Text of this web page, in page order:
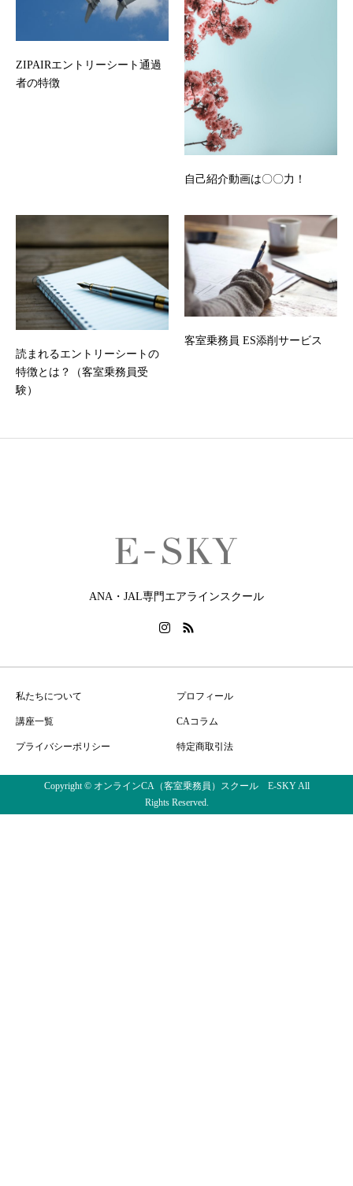
ZIPAIRエントリーシート通過
者の特徴
自己紹介動画は〇〇力！
読まれるエントリーシートの
特徴とは？（客室乗務員受
験）
客室乗務員 ES添削サービス
ANA・JAL専門エアラインスクール
私たちについて プロフィール
講座一覧 CAコラム
プライバシーポリシー 特定商取引法
Copyright © オンラインCA（客室乗務員）スクール E-SKY All
Rights Reserved.